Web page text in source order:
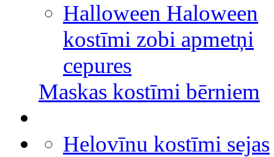
Halloween Haloween
kostīmi zobi apmetņi
cepures
Maskas kostīmi bērniem
Helovīnu kostīmi sejas